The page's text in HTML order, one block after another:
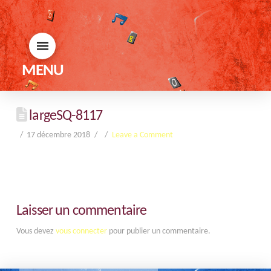
MENU
largeSQ-8117
17 décembre 2018 Leave a Comment
Laisser un commentaire
Vous devez vous connecterpour publier un commentaire.